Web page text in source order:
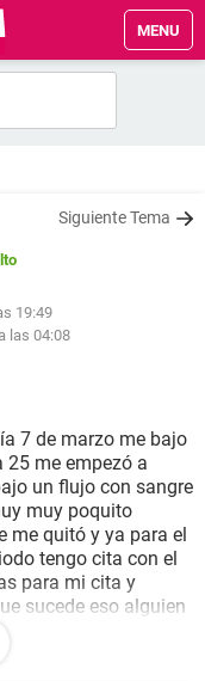
MENU
Siguiente Tema
19:49
las 04:08
7 de marzo me bajo
25 me empezó a
un flujo con sangre
muy poquito
me quitó y ya para el
tengo cita con el
para mi cita y
sucede eso alguien